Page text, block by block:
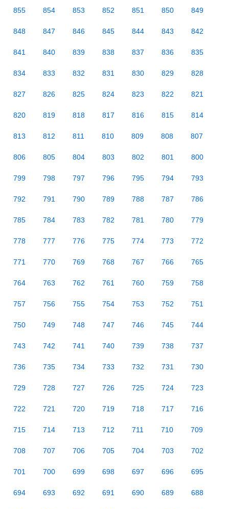
855 854 853 852 851 850 849
848 847 846 845 844 843 842
841 840 839 838 837 836 835
834 833 832 831 830 829 828
827 826 825 824 823 822 821
820 819 818 817 816 815 814
813 812 811 810 809 808 807
806 805 804 803 802 801 800
799 798 797 796 795 794 793
792 791 790 789 788 787 786
785 784 783 782 781 780 779
778 777 776 775 774 773 772
771 770 769 768 767 766 765
764 763 762 761 760 759 758
757 756 755 754 753 752 751
750 749 748 747 746 745 744
743 742 741 740 739 738 737
736 735 734 733 732 731 730
729 728 727 726 725 724 723
722 721 720 719 718 717 716
715 714 713 712 711 710 709
708 707 706 705 704 703 702
701 700 699 698 697 696 695
694 693 692 691 690 689 688